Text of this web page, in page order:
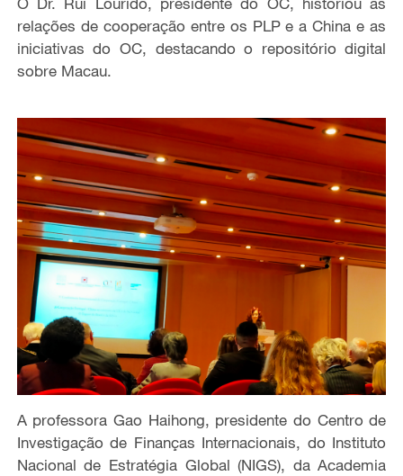
relações de cooperação entre os PLP e a China e as
iniciativas do OC, destacando o repositório digital
sobre Macau.
A professora Gao Haihong, presidente do Centro de
Investigação de Finanças Internacionais, do Instituto
Nacional de Estratégia Global (NIGS), da Academia